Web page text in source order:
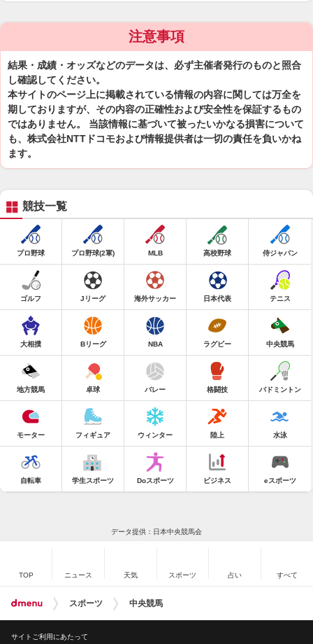
注意事項
結果・成績・オッズなどのデータは、必ず主催者発行のものと照合
し確認してください。
本サイトのページ上に掲載されている情報の内容に関しては万全を
期しておりますが、その内容の正確性および安全性を保証するもの
ではありません。 当該情報に基づいて被ったいかなる損害について
も、株式会社NTTドコモおよび情報提供者は一切の責任を負いかね
ます。
競技一覧
プロ野球 プロ野球(2軍) MLB 高校野球 侍ジャパン
ゴルフ Jリーグ 海外サッカー 日本代表 テニス
大相撲 Bリーグ NBA ラグビー 中央競馬
地方競馬 卓球 バレー 格闘技 バドミントン
モーター フィギュア ウィンター 陸上 水泳
自転車 学生スポーツ Doスポーツ ビジネス eスポーツ
データ提供：日本中央競馬会
TOP ニュース 天気 スポーツ 占い すべて
スポーツ 中央競馬
サイトご利用にあたって